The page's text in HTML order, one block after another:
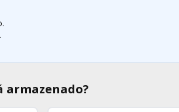
armazenado?